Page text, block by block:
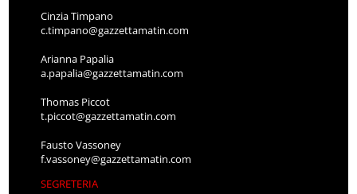
Cinzia Timpano
c.timpano@gazzettamatin.com
Arianna Papalia
a.papalia@gazzettamatin.com
Thomas Piccot
t.piccot@gazzettamatin.com
Fausto Vassoney
f.vassoney@gazzettamatin.com
SEGRETERIA